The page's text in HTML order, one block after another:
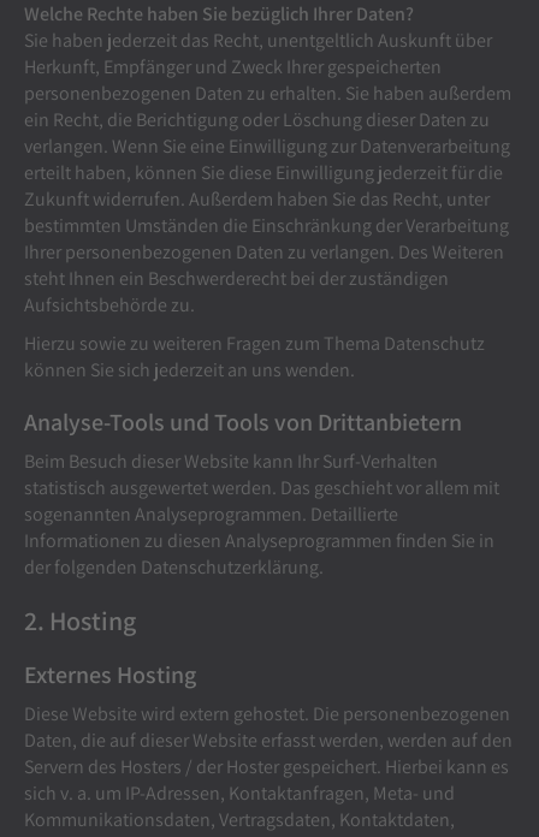
Welche Rechte haben Sie bezüglich Ihrer Daten?
Sie haben jederzeit das Recht, unentgeltlich Auskunft über
Herkunft, Empfänger und Zweck Ihrer gespeicherten
personenbezogenen Daten zu erhalten. Sie haben außerdem
ein Recht, die Berichtigung oder Löschung dieser Daten zu
verlangen. Wenn Sie eine Einwilligung zur Datenverarbeitung
erteilt haben, können Sie diese Einwilligung jederzeit für die
Zukunft widerrufen. Außerdem haben Sie das Recht, unter
bestimmten Umständen die Einschränkung der Verarbeitung
Ihrer personenbezogenen Daten zu verlangen. Des Weiteren
steht Ihnen ein Beschwerderecht bei der zuständigen
Aufsichtsbehörde zu.
Hierzu sowie zu weiteren Fragen zum Thema Datenschutz
können Sie sich jederzeit an uns wenden.
Analyse-Tools und Tools von Dritt­anbietern
Beim Besuch dieser Website kann Ihr Surf-Verhalten
statistisch ausgewertet werden. Das geschieht vor allem mit
sogenannten Analyseprogrammen. Detaillierte
Informationen zu diesen Analyseprogrammen finden Sie in
der folgenden Datenschutzerklärung.
2. Hosting
Externes Hosting
Diese Website wird extern gehostet. Die personenbezogenen
Daten, die auf dieser Website erfasst werden, werden auf den
Servern des Hosters / der Hoster gespeichert. Hierbei kann es
sich v. a. um IP-Adressen, Kontaktanfragen, Meta- und
Kommunikationsdaten, Vertragsdaten, Kontaktdaten,